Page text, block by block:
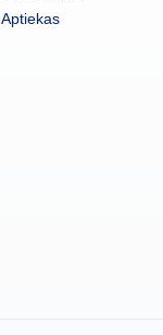
Aptiekas